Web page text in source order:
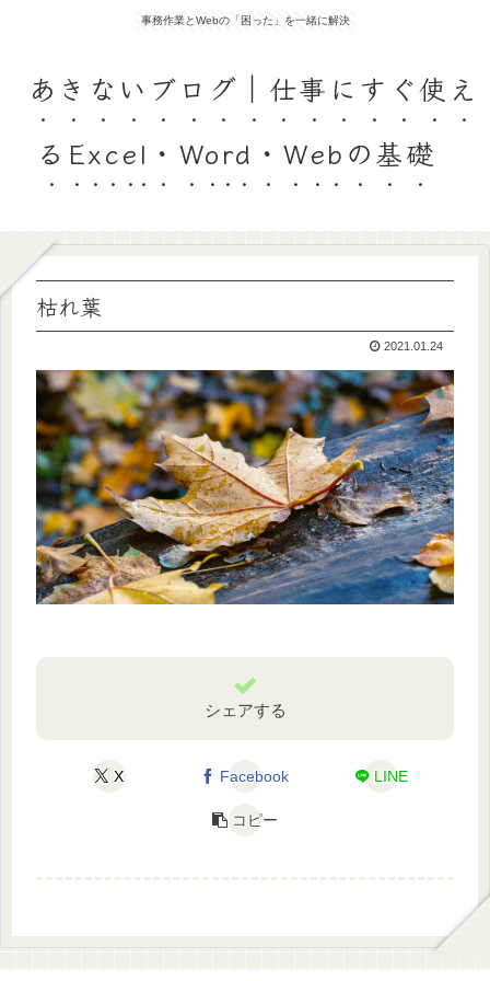
事務作業とWebの「困った」を一緒に解決
あきないブログ｜仕事にすぐ使え
るExcel・Word・Webの基礎
枯れ葉
2021.01.24
シェアする
X Facebook LINE
コピー